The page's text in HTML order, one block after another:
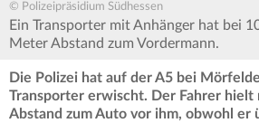
© Polizeipräsidium Südhessen
Ein Transporter mit Anhänger hat bei
Meter Abstand zum Vordermann.
Die Polizei hat auf der A5 bei
Transporter erwischt. Der Fahrer
Abstand zum Auto vor ihm, obwohl er